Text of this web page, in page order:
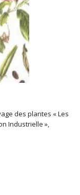
des plantes « Les
Industrielle »,